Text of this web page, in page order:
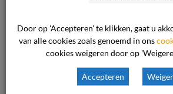
kinderen uitziet.
Wat is de dagindeling? Welke
ondernomen en op welke wijze
ontwikkeling van het kind? Welk
Door op 'Accepteren' te klikken, gaat u
van alle cookies zoals genoemd in ons
cookies weigeren door op
Accepteren